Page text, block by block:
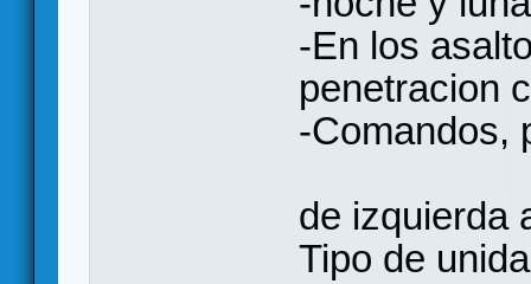
-En los
penetracion
-Comandos,
de izquierda
Tipo de